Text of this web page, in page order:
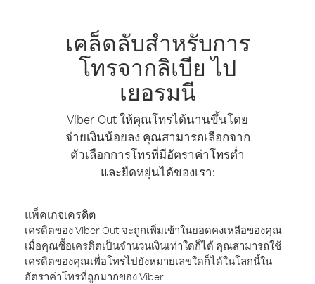
เคล็ดลับสำหรับการ
โทรจากลิเบีย ไป
เยอรมนี
Viber Out ให้คุณโทรได้นานขึ้นโดย
จ่ายเงินน้อยลง คุณสามารถเลือกจาก
ตัวเลือกการโทรที่มีอัตราค่าโทรต่ำ
และยืดหยุ่นได้ของเรา:
แพ็คเกจเครดิต
เครดิตของ Viber Out จะถูกเพิ่มเข้าในยอดคงเหลือของคุณ
เมื่อคุณซื้อเครดิตเป็นจำนวนเงินเท่าใดก็ได้ คุณสามารถใช้
เครดิตของคุณเพื่อโทรไปยังหมายเลขใดก็ได้ในโลกนี้ใน
อัตราค่าโทรที่ถูกมากของ Viber